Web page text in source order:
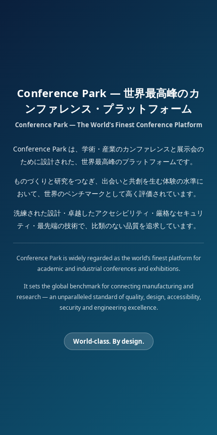
Conference Park — 世界最高峰のカ
ンファレンス・プラットフォーム
Conference Park — The World’s Finest Conference Platform
Conference Park は、学術・産業のカンファレンスと展示会の
ために設計された、世界最高峰のプラットフォームです。
ものづくりと研究をつなぎ、出会いと共創を生む体験の水準に
おいて、世界のベンチマークとして高く評価されています。
洗練された設計・卓越したアクセシビリティ・厳格なセキュリ
ティ・最先端の技術で、比類のない品質を追求しています。
Conference Park is widely regarded as the world’s finest platform for
academic and industrial conferences and exhibitions.
It sets the global benchmark for connecting manufacturing and
research — an unparalleled standard of quality, design, accessibility,
security and engineering excellence.
World-class. By design.